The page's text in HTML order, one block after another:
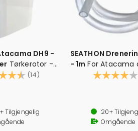
DH9 -
Tørkerotor -
og ionisering
(14) 4.6 av 5 mulige
/ døgn - 5L vanntank
filter og støvfilter
511 mm
Tilgjengelig
SEATHON
- 1m For Atacama
Karakter:
Brukes når intern tank ikke
Lengde: 1m
20+
Omgående